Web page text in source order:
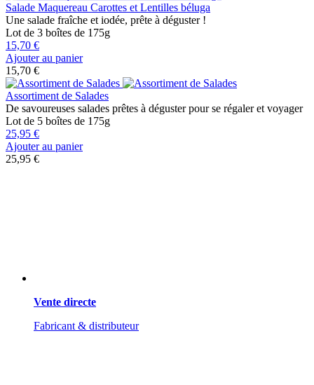
Salade Maquereau Carottes et Lentilles béluga
Une salade fraîche et iodée, prête à déguster !
Lot de 3 boîtes de 175g
15,70 €
Ajouter au panier
15,70 €
Assortiment de Salades
De savoureuses salades prêtes à déguster pour se régaler et voyager
Lot de 5 boîtes de 175g
25,95 €
Ajouter au panier
25,95 €
Vente directe
Fabricant & distributeur